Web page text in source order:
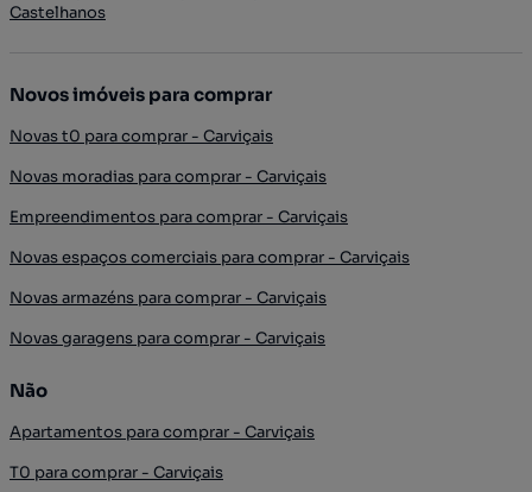
Castelhanos
Novos imóveis para comprar
Novas t0 para comprar - Carviçais
Novas moradias para comprar - Carviçais
Empreendimentos para comprar - Carviçais
Novas espaços comerciais para comprar - Carviçais
Novas armazéns para comprar - Carviçais
Novas garagens para comprar - Carviçais
Não
Apartamentos para comprar - Carviçais
T0 para comprar - Carviçais